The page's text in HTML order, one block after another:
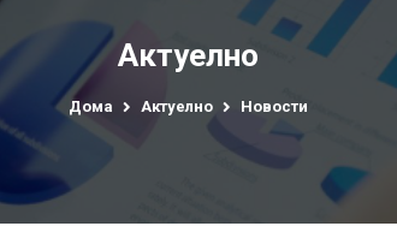
Актуелно
Дома Актуелно Новости